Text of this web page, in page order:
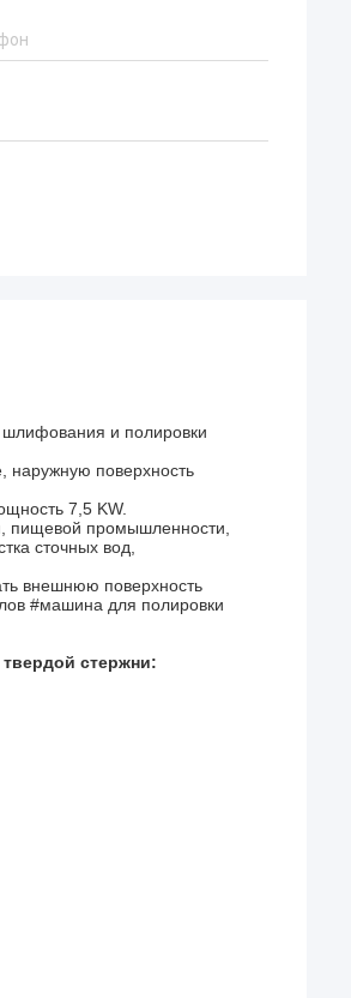
и полировки
наружную поверхность
7,5 KW.
пищевой промышленности,
сточных вод,
внешнюю поверхность
#машина для полировки
стержни: